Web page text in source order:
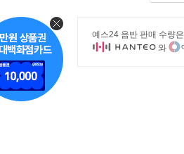
예스24 음반 판매 수량은
와